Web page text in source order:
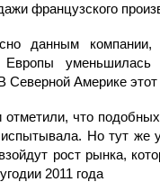
французского
данным
Европы
Северной Америке этот
отметили, что
испытывала. Но тут же
рост рынка,
2011 года